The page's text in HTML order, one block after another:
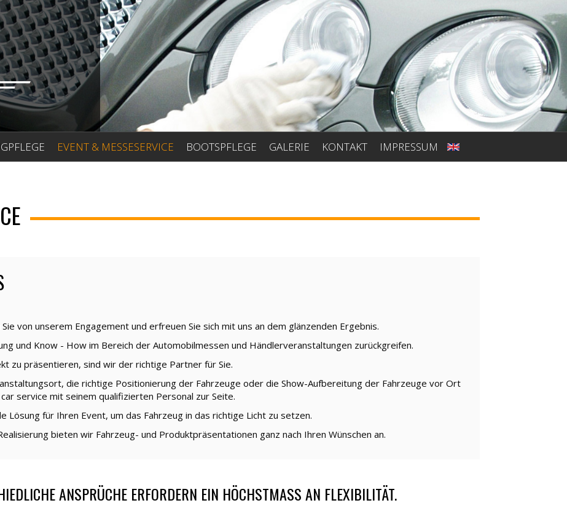
EVENT & MESSESERVICE BOOTSPFLEGE GALERIE KONTAKT IMPRESSUM
von unserem Engagement und erfreuen Sie sich mit uns an dem glänzenden Ergebnis.
und Know - How im Bereich der Automobilmessen und Händlerveranstaltungen zurückgreifen.
zu präsentieren, sind wir der richtige Partner für Sie.
die richtige Positionierung der Fahrzeuge oder die Show-Aufbereitung der Fahrzeuge vor Ort
service mit seinem qualifizierten Personal zur Seite.
Lösung für Ihren Event, um das Fahrzeug in das richtige Licht zu setzen.
bieten wir Fahrzeug- und Produktpräsentationen ganz nach Ihren Wünschen an.
ANSPRÜCHE ERFORDERN EIN HÖCHSTMASS AN FLEXIBILITÄT.